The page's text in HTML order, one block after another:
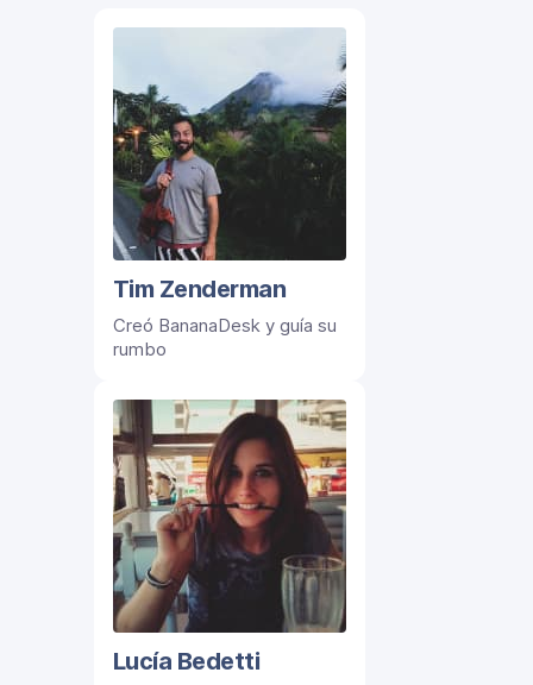
Tim Zenderman
Creó BananaDesk y guía su
rumbo
Lucía Bedetti